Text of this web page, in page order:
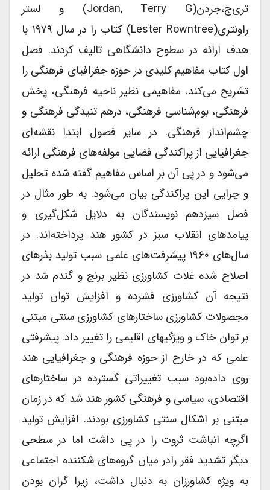
تری‌ج،جردن(Jordan, Terry G) و لستر
راونتری(Lester Rowntree) کتاب را در سال ۱۹۷۹ با
هدف ارائه در سطوح دانشگاهی تالیف کردند. فصل
اول کتاب مفاهیم کلیدی در حوزه جغرافیای فرهنگی را
تشریح می‌کند. مفاهیمی نظیر ناحیه فرهنگی، پخش
فرهنگی، بوم‌شناسی فرهنگی، درهم تنیدگی فرهنگی و
چشم‌انداز فرهنگی. در سایر فصول ابتدا نقشه‌ای
جغرافیایی از پراکندگی فضایی مولفه‌های فرهنگی ارائه
می‌شود و در پی آن بر اساس مفاهیم گفته شده تحلیل
و چرایی این پراکندگی بیان می‌شود. به طور مثال در
فصل سیزدهم نویسندگان به دلایل شکل‌گیری و
پیامدهای انقلاب سبز در کشور هند پرداخته‌اند. در
سال‌های ۱۹۶۰ پیشرفت‌های علمی سبب تولید بذرهای
اصلاح شده غلات کشاورزی نظیر برنج و گندم شد در
نتیجه آن کشاورزی فشرده و افزایش توان تولید
مجصولات کشاورزی ساختارهای کشاورزی سنتی مبتنی
بر توان خاک و ویژگیهای اقلیمی را تغییر داد. پیشرفتی
علمی که در خارج از حوزه فرهنگی و جغرافیایی هند
روی داده‌بود سبب تغییراتی گسترده در ساختارهای
اقتصادی، سیاسی و فرهنگی کشور هند شد که در زمان
مبتنی بر اشکال سنتی کشاورزی بودند. افزایش تولید
اگرچه انباشت ثروت را در پی داشت اما در سطحی
دیگر تشدید فقر رادر میان گروه‌های شکننده اجتماعی
به ویژه کشاورزان به دنبال داشت، زیرا گران بودن